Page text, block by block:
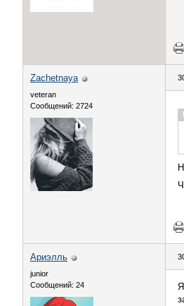
Zachetnaya
veteran
Сообщений: 2724
Ариэлль
junior
Сообщений: 24